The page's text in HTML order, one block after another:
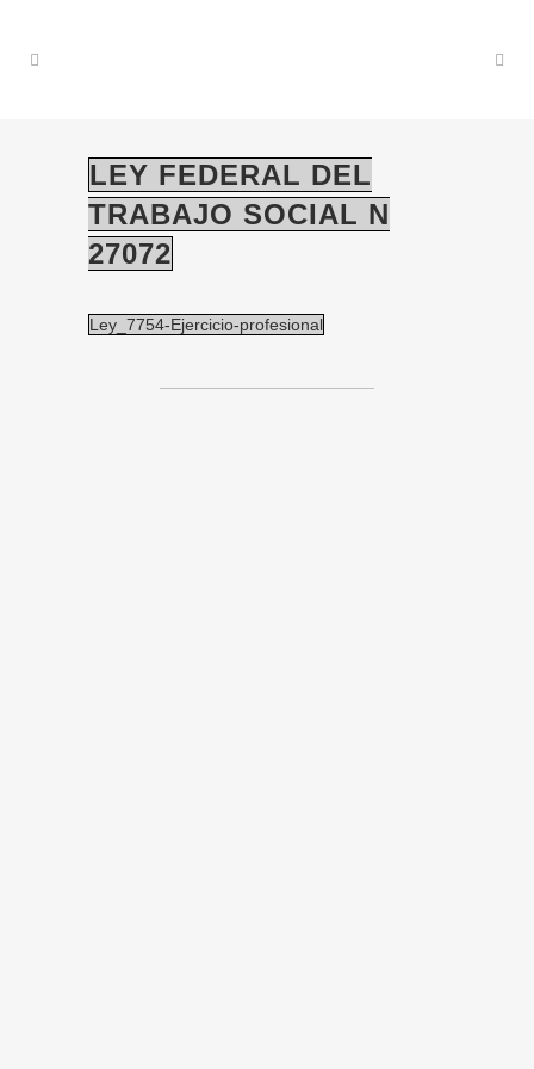
LEY FEDERAL DEL
TRABAJO SOCIAL N
27072
Ley_7754-Ejercicio-profesional